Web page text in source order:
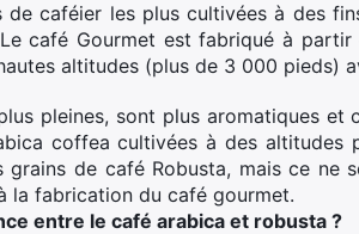
de caféier les plus cultivées à des
café Gourmet est fabriqué à
altitudes (plus de 3 000 pieds)
pleines, sont plus aromatiques
coffea cultivées à des
de café Robusta, mais ce
la fabrication du café gourmet.
entre le café arabica et robusta ?